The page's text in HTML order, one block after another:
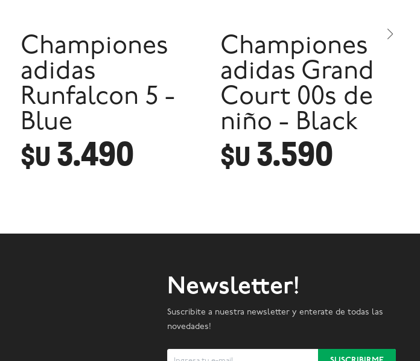
Championes
adidas
Runfalcon 5 -
Blue
$U 3.490
Championes
adidas Grand
Court 00s de
niño - Black
$U 3.590
Newsletter!
Suscribite a nuestra newsletter y enterate de todas las
novedades!